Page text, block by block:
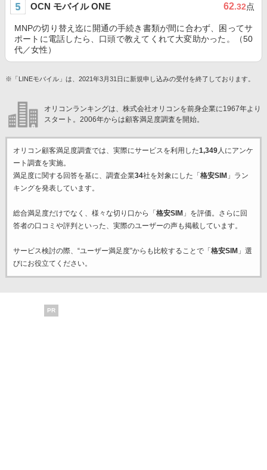
OCN モバイル ONE 62.32点
MNPの切り替え迄に開通の手続き書類が間に合わず、困ってサ
ポートに電話したら、口頭で教えてくれて大変助かった。（50
代／女性）
※「LINEモバイル」は、2021年3月31日に新規申し込みの受付を終了しております。
オリコンランキングは、株式会社オリコンを前身企業に1967年より
スタート。2006年からは顧客満足度調査を開始。
オリコン顧客満足度調査では、実際にサービスを利用した1,349人にアンケ
ート調査を実施。
満足度に関する回答を基に、調査企業34社を対象にした「 格安SIM 」ラン
キングを発表しています。
総合満足度だけでなく、様々な切り口から「 格安SIM 」を評価。さらに回
答者の口コミや評判といった、実際のユーザーの声も掲載しています。
サービス検討の際、“ユーザー満足度”からも比較することで「 格安SIM 」選
びにお役立てください。
PR